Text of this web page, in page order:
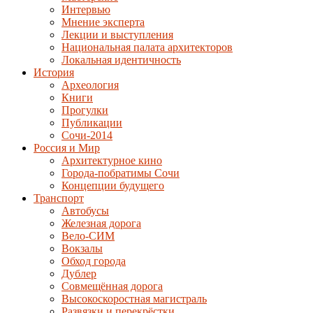
Интервью
Мнение эксперта
Лекции и выступления
Национальная палата архитекторов
Локальная идентичность
История
Археология
Книги
Прогулки
Публикации
Сочи-2014
Россия и Мир
Архитектурное кино
Города-побратимы Сочи
Концепции будущего
Транспорт
Автобусы
Железная дорога
Вело-СИМ
Вокзалы
Обход города
Дублер
Совмещённая дорога
Высокоскоростная магистраль